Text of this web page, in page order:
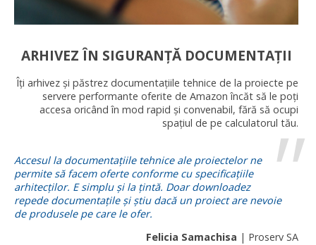
ARHIVEZ ÎN SIGURANȚĂ DOCUMENTAȚII
Îți arhivez și păstrez documentațiile tehnice de la proiecte pe
servere performante oferite de Amazon încăt să le poți
accesa oricând în mod rapid și convenabil, fără să ocupi
spațiul de pe calculatorul tău.
Accesul la documentațiile tehnice ale proiectelor ne
permite să facem oferte conforme cu specificațiile
arhitecților. E simplu și la țintă. Doar downloadez
repede documentațile și știu dacă un proiect are nevoie
de produsele pe care le ofer.
Felicia Samachisa | Proserv SA